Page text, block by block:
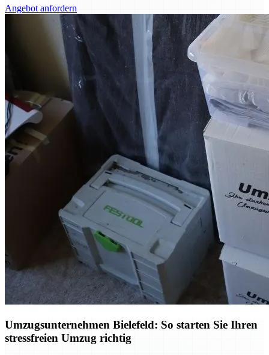
Angebot anfordern
Umzugsunternehmen Bielefeld: So starten Sie Ihren
stressfreien Umzug richtig